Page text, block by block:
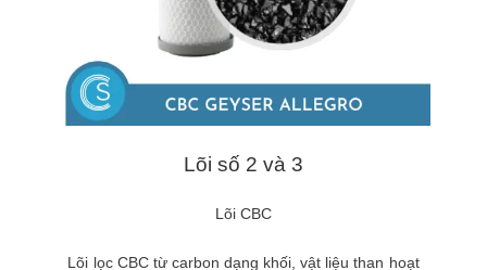
Lõi số 2 và 3
Lõi CBC
Lõi lọc CBC từ carbon dạng khối, vật liệu than hoạt